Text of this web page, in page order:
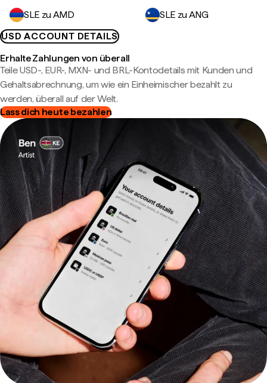
SLE zu AMD
SLE zu ANG
USD ACCOUNT DETAILS
Erhalte Zahlungen von überall
Teile USD-, EUR-, MXN- und BRL-Kontodetails mit Kunden und
Gehaltsabrechnung, um wie ein Einheimischer bezahlt zu
werden, überall auf der Welt.
Lass dich heute bezahlen